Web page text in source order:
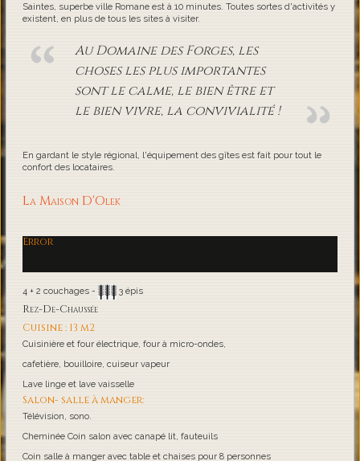
Saintes, superbe ville Romane est à 10 minutes. Toutes sortes d'activités y
existent, en plus de tous les sites à visiter.
Au Domaine des Forges, les
choses les plus importantes
sont le calme, le bien être et
le bien vivre, la convivialité !
En gardant le style régional, l'équipement des gîtes est fait pour tout le
confort des locataires.
La Maison D'Olek
Error
4 + 2 couchages - 3 épis
Rez-De-Chaussée
Cuisine : 13 m2
Cuisinière et four électrique, four à micro-ondes,
cafetière, bouilloire, cuiseur vapeur
Lave linge et lave vaisselle
Salon- salle à manger:
Télévision, sono.
Cheminée Coin salon avec canapé lit, fauteuils
Coin salle à manger avec table et chaises pour 8 personnes